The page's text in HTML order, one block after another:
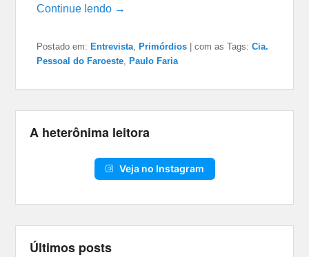
Continue lendo →
Postado em: Entrevista Primórdios |com as Tags: Cia.
Pessoal do Faroeste
Paulo Faria
A heterônima leitora
Veja no Instagram
Últimos posts